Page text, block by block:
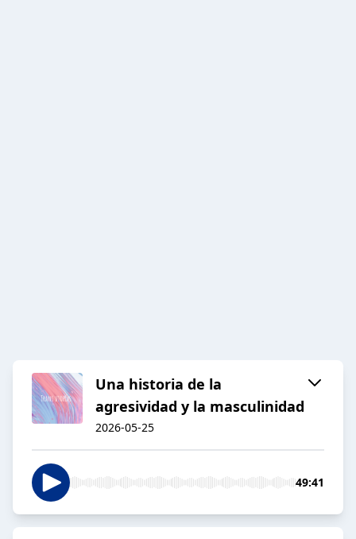
Una historia de la
agresividad y la masculinidad
2026-05-25
49:41